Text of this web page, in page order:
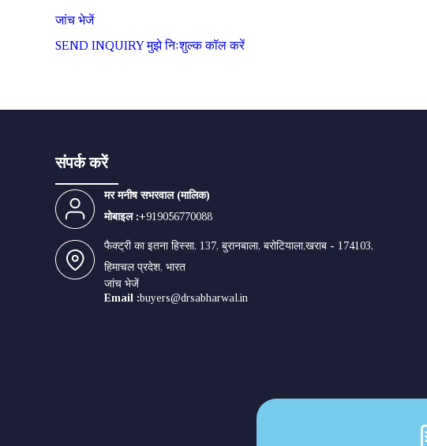
जांच भेजें
SEND INQUIRY मुझे निःशुल्क कॉल करें
संपर्क करें
मर मनीष सभरवाल(मालिक)
मोबाइल :+919056770088
फैक्ट्री का इतना हिस्सा. 137, बुरानबाला, बरोटियाला,खराब - 174103,
हिमाचल प्रदेश, भारत
जांच भेजें
Email :buyers@drsabharwal.in